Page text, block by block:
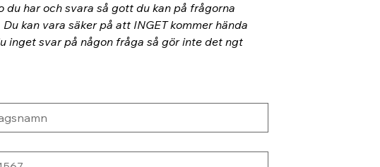
har och svara så gott du kan på frågorna
kan vara säker på att INGET kommer hända
inget svar på någon fråga så gör inte det ngt